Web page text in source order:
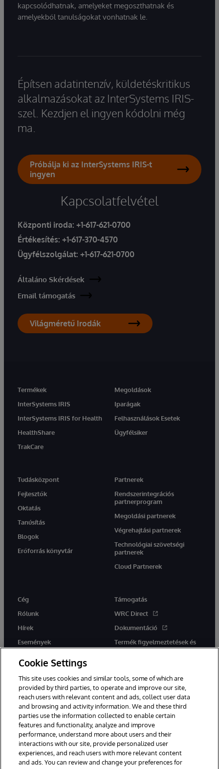
kapcsolódhatnak, amelyeket megoszthatnak és
amelyekből tanulságokat vonhatnak le.
Építsen adatintenzív, küldetéskritikus
alkalmazásokat az InterSystems IRIS-
szel. Kezdjen el ingyen kódolni még
ma.
Próbálja ki az InterSystems IRIS-t
ingyen
Kapcsolatfelvétel
Központi iroda: +1-617-621-0700
Értékesítés: +1-617-370-4570
Ügyfélszolgálat: +1-617-621-0700
Általáno Skérdések
Email támogatás
Világméretű Irodák
Termékek
InterSystems IRIS
InterSystems IRIS for Health
HealthShare
TrakCare
Megoldások
Iparágak
Felhasználások Esetek
Ügyfélsiker
Tudásközpont
Fejlesztők
Oktatás
Tanúsítás
Blogok
Erőforrás könyvtár
Partnerek
Rendszerintegrációs
partnerprogram
Megoldási partnerek
Végrehajtási partnerek
Technológiai szövetségi
partnerek
Cloud Partnerek
Cég
Rólunk
Hírek
Események
Támogatás
WRC Direct
Dokumentáció
Termék figyelmeztetések és
tanácsok
Ez a weboldal gépi fordítást használ. Bármilyen fordítási konfliktus
esetén az oldal angol nyelvű változata élvez elsőbbséget.
© 1996-2026 InterSystems Corporation, Boston, MA. Minden jog
fenntartva.
Értesítések/Feltételek és feltételek
Adatvédelmi nyilatkozat
Cookie Settings
This site uses cookies and similar tools, some of which are
provided by third parties, to operate and improve our site,
reach users with relevant content and ads, collect user data
and browsing and activity information. We and these third
parties use the information collected to enable certain
features and functionality, analyze and improve
performance, understand more about users and their
interactions with our site, provide personalized user
experiences, and reach users with more relevant content
and ads. You can review and change your preferences for